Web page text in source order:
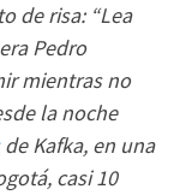
de risa: “Lea
Pedro
mientras no
la noche
de Kafka, en una
casi 10